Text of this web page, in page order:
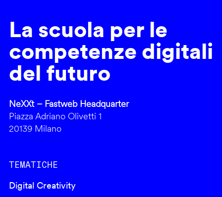
La scuola per le
competenze digitali
del futuro
NeXXt – Fastweb Headquarter
Piazza Adriano Olivetti 1
20139 Milano
TEMATICHE
Digital Creativity